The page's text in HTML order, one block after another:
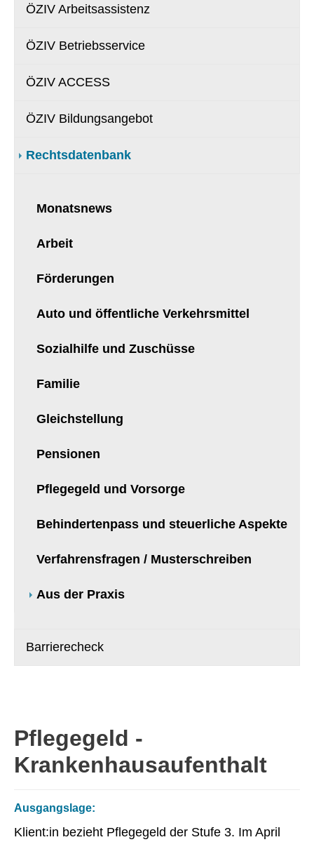
ÖZIV Arbeitsassistenz
ÖZIV Betriebsservice
ÖZIV ACCESS
ÖZIV Bildungsangebot
Rechtsdatenbank
Monatsnews
Arbeit
Förderungen
Auto und öffentliche Verkehrsmittel
Sozialhilfe und Zuschüsse
Familie
Gleichstellung
Pensionen
Pflegegeld und Vorsorge
Behindertenpass und steuerliche Aspekte
Verfahrensfragen / Musterschreiben
Aus der Praxis
Barrierecheck
Pflegegeld -
Krankenhausaufenthalt
Ausgangslage:
Klient:in bezieht Pflegegeld der Stufe 3. Im April